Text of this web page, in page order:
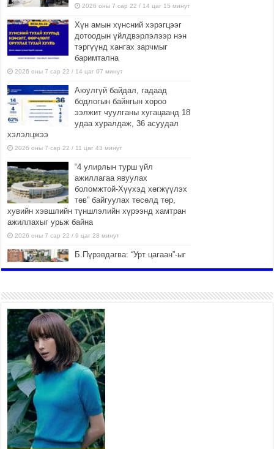
2026 оны 7 сар 22 / 14 цаг 15 минут
Хүн амын хүнсний хэрэгцээг
дотоодын үйлдвэрлэлээр нэн
тэргүүнд хангах зарчмыг
баримтална
2026 оны 7 сар 22 / 14 цаг 07 минут
Аюулгүй байдал, гадаад
бодлогын байнгын хороо
ээлжит чуулганы хугацаанд 18
удаа хуралдаж, 36 асуудал
хэлэлцжээ
2026 оны 7 сар 22 / 11 цаг 43 минут
“4 улирлын турш үйл
ажиллагаа явуулах
боломжтой-Хүүхэд хөгжүүлэх
төв” байгуулах төсөлд төр,
хувийн хэвшлийн түншлэлийн хүрээнд хамтран
ажиллахыг урьж байна
2026 оны 7 сар 22 / 9 цаг 28 минут
Б.Пүрэвдагва: “Урт цагаан”-ыг
2026 оны 7 сар 21 / 16 цаг 47 минут
Тусгай замын автобус /BRT/
төслийн удирдах хорооны
ээлжит хуралдаан боллоо
2026 оны 7 сар 21 / 16 цаг 43 минут
Ерөнхий сайд Н.Учрал БНХАУ-
аас Монгол Улсад суугаа
Элчин сайд Шэнь
Миньжюанийг хүлээн авч
уулзав
2026 оны 7 сар 21 / 16 цаг 39 минут